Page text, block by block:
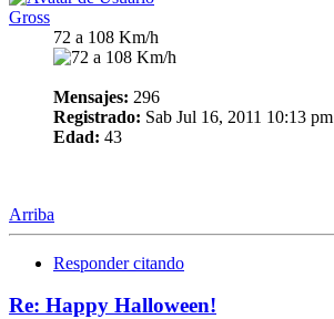
Gross
72 a 108 Km/h
Mensajes: 296
Registrado: Sab Jul 16, 2011 10:13 pm
Edad: 43
Arriba
Responder citando
Re: Happy Halloween!